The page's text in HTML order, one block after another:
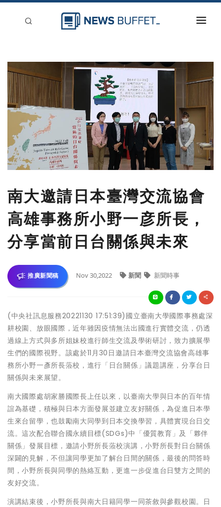
新聞稿分類
登入
刊登
南大邀請日本臺灣交流協會
高雄事務所小野一彦所長，
分享當前日台關係與未來
推廣新聞稿 Nov 30,2022 新聞 新聞時事
(中央社訊息服務20221130 17:51:39)國立臺南大學國際事務處深
耕校園、放眼國際，近年雖因疫情無法出國進行實體交流，仍透
過線上方式與多所姐妹校進行師生交流及學術研討，致力擴展學
生們的國際視野。該處於11月30日邀請日本臺灣交流協會高雄事
務所小野一彥所長蒞校，進行「日台關係」議題講座，分享台日
關係與未來展望。
南大國際處胡家勝國際長上任以來，以臺南大學與日本的百年情
誼為基礎，積極與日本方面發展並建立友好關係，為促進日本學
生來台留學，也鼓勵南大同學到日本交換學習，具體實現台日交
流。這次配合聯合國永續目標(SDGs)中「優質教育」及「夥伴
關係」發展目標，邀請小野所長蒞校演講，小野所長對日台關係
深闢的見解，不但讓同學更加了解台日間的關係，最後的問答時
間，小野所長與同學的熱絡互動，更進一步促進台日雙方之間的
友好交流。
演講結束後，小野所長與南大日籍同學一同茶敘與參觀校園。日